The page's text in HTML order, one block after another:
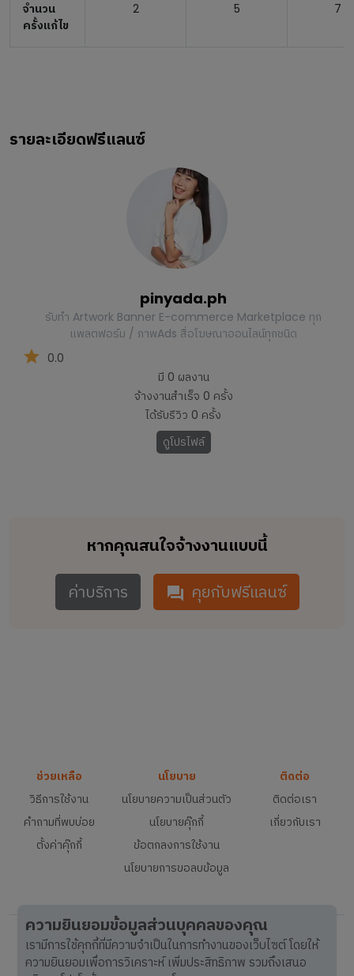
จำนวน
ครั้งแก้ไข
2 5 7
รายละเอียดฟรีแลนซ์
pinyada.ph
รับทำ Artwork Banner E-commerce Marketplace ทุก
แพลตฟอร์ม / ภาพAds สื่อโฆษณาออนไลน์ทุกชนิด
0.0
มี 0 ผลงาน
จ้างงานสำเร็จ 0 ครั้ง
ได้รับรีวิว 0 ครั้ง
ดูโปรไฟล์
หากคุณสนใจจ้างงานแบบนี้
ค่าบริการ คุยกับฟรีแลนซ์
ช่วยเหลือ
วิธีการใช้งาน
คำถามที่พบบ่อย
ตั้งค่าคุ๊กกี้
นโยบาย
นโยบายความเป็นส่วนตัว
นโยบายคุ๊กกี้
ข้อตกลงการใช้งาน
นโยบายการขอลบข้อมูล
ติดต่อ
ติดต่อเรา
เกี่ยวกับเรา
ความยินยอมข้อมูลส่วนบุคคลของคุณ
เรามีการใช้คุกกี้ที่มีความจำเป็นในการทำงานของเว็บไซต์ โดยให้
ความยินยอมเพื่อการวิเคราะห์ เพิ่มประสิทธิภาพ รวมถึงเสนอ